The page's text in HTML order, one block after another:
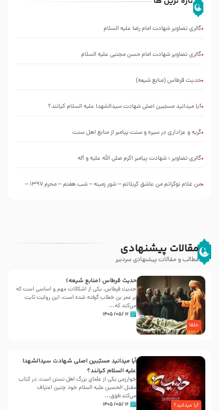
گالری تصاویر شهادت امام رضا علیه السلام
گالری تصاویر شهادت امام حسن مجتبی علیه السلام
حدیث قرطاس (منابع شیعه)
آیا میدانید مسبّبین اصلی شهادت سیدالشهدا علیه ‌السلام کیانند؟
گریه و عزاداری در سیره و سنت پیامبر از منابع اهل سنت
گالری تصاویر : شهادت پیامبر اکرم صلی الله علیه و آله
من غلام نوکراتم من عاشق کربلاتم – شور زمینه – شب هفتم – محرم 1397 –
مقالات پیشنهادی
مطالب و مقالات پیشنهادی سردبیر
خلفا
حدیث قرطاس (منابع شیعه)
حدیث قرطاس، یکی از اشکالات مهم و اساسی است که
بر عمر بن خطاب گرفته شده است، این روایت ثابت
می‌کند که...
۱۶ /۰۵/ ۱۴۰۵
آیا میدانید؟
آیا میدانید مسبّبین اصلی شهادت سیدالشهدا
علیه ‌السلام کیانند؟
خوارزمی یکی از علمای بزرگ اهل تسنن است، در کتاب
مقتل الحسین علیه ‌السلام خود چنین اعتراف
می‌کند:فوَق...
۱۶ /۰۵/ ۱۴۰۵